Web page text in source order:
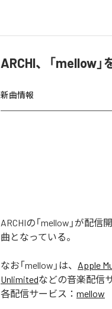
ARCHI、「mellow
新曲情報
ARCHIの「mellow」が配
曲となっている。
なお「mellow 」は、 Apple
Unlimitedなどの音楽配信
各配信サービス： mellow